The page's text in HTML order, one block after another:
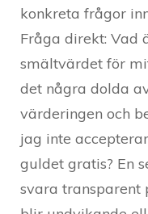
konkreta frågor
Fråga direkt: Vad
smältvärdet för
det några dolda
värderingen och
jag inte
guldet gratis? En
svara transparent